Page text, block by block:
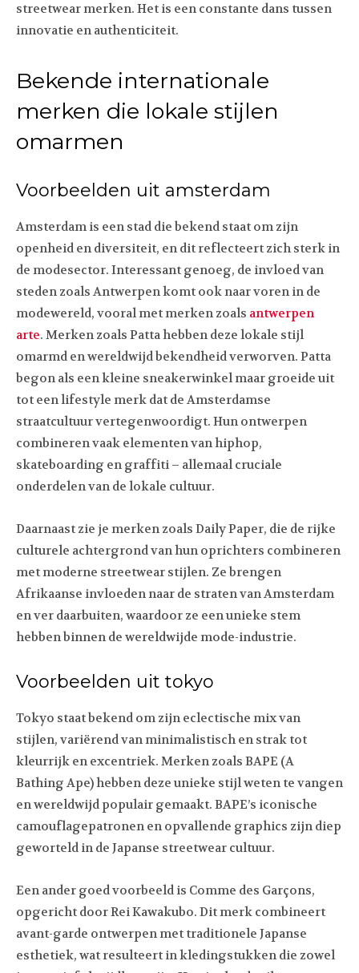
streetwear merken. Het is een constante dans tussen
innovatie en authenticiteit.
Bekende internationale
merken die lokale stijlen
omarmen
Voorbeelden uit amsterdam
Amsterdam is een stad die bekend staat om zijn
openheid en diversiteit, en dit reflecteert zich sterk in
de modesector. Interessant genoeg, de invloed van
steden zoals Antwerpen komt ook naar voren in de
modewereld, vooral met merken zoals antwerpen
arte. Merken zoals Patta hebben deze lokale stijl
omarmd en wereldwijd bekendheid verworven. Patta
begon als een kleine sneakerwinkel maar groeide uit
tot een lifestyle merk dat de Amsterdamse
straatcultuur vertegenwoordigt. Hun ontwerpen
combineren vaak elementen van hiphop,
skateboarding en graffiti – allemaal cruciale
onderdelen van de lokale cultuur.
Daarnaast zie je merken zoals Daily Paper, die de rijke
culturele achtergrond van hun oprichters combineren
met moderne streetwear stijlen. Ze brengen
Afrikaanse invloeden naar de straten van Amsterdam
en ver daarbuiten, waardoor ze een unieke stem
hebben binnen de wereldwijde mode-industrie.
Voorbeelden uit tokyo
Tokyo staat bekend om zijn eclectische mix van
stijlen, variërend van minimalistisch en strak tot
kleurrijk en excentriek. Merken zoals BAPE (A
Bathing Ape) hebben deze unieke stijl weten te vangen
en wereldwijd populair gemaakt. BAPE’s iconische
camouflagepatronen en opvallende graphics zijn diep
geworteld in de Japanse streetwear cultuur.
Een ander goed voorbeeld is Comme des Garçons,
opgericht door Rei Kawakubo. Dit merk combineert
avant-garde ontwerpen met traditionele Japanse
esthetiek, wat resulteert in kledingstukken die zowel